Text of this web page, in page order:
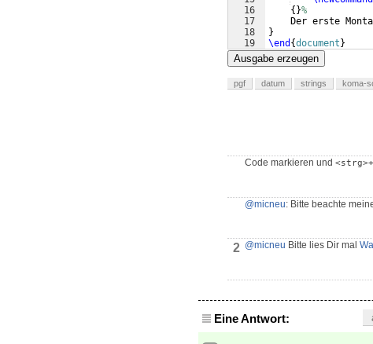
16
17
18
19
{ }%
Der erste
}
\end {document }
Ausgabe erzeugen
pgf datum strings koma-
Code markieren und
@micneu: Bitte beachte
2 @micneu Bitte lies Dir mal
Eine Antwort: